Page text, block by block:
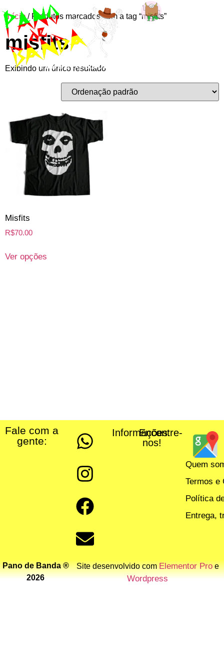
Início/ Produtos marcados com a tag “misfits”
misfits
Exibindo um único resultado
Misfits
R$70.00
Ver opções
Fale com a
gente:
Informações:
Encontre-
nos!
Quem
Termos e
Política
Entrega,
Pano de Banda ®
2026
Site desenvolvido comElementor Proe
Wordpress